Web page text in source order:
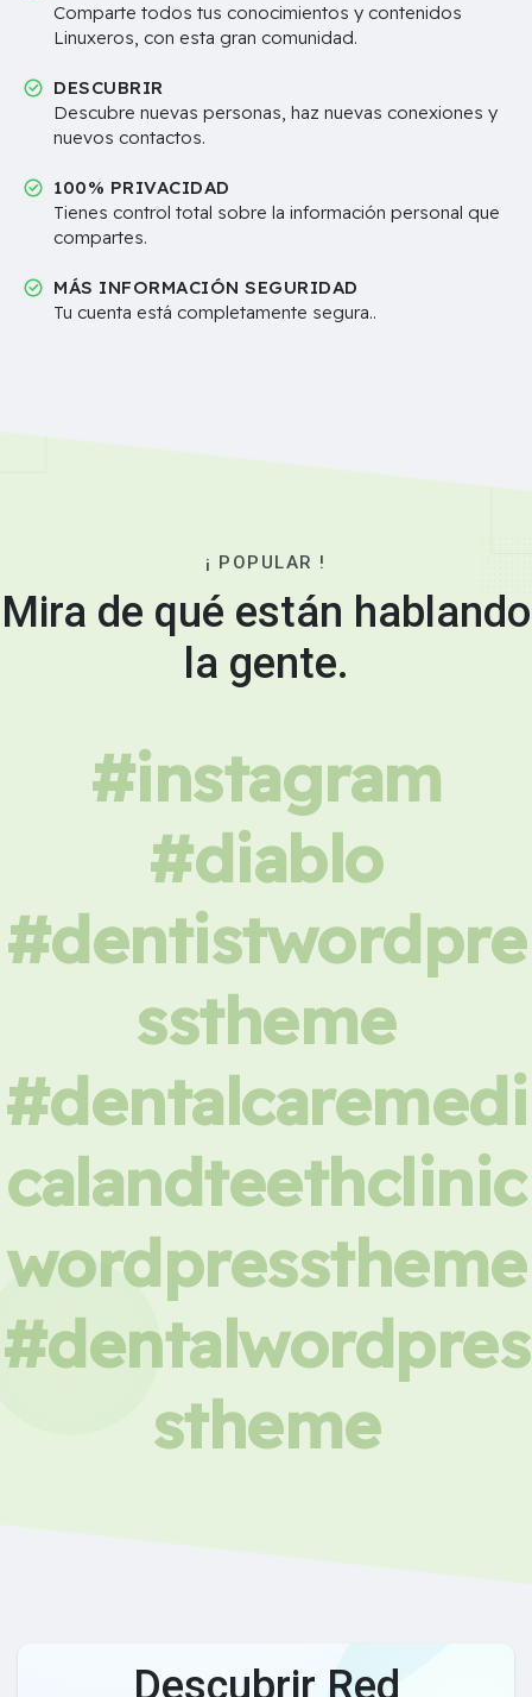
Comparte todos tus conocimientos y contenidos
Linuxeros, con esta gran comunidad.
DESCUBRIR
Descubre nuevas personas, haz nuevas conexiones y
nuevos contactos.
100% PRIVACIDAD
Tienes control total sobre la información personal que
compartes.
MÁS INFORMACIÓN SEGURIDAD
Tu cuenta está completamente segura..
¡ POPULAR !
Mira de qué están hablando
la gente.
#instagram
#diablo
#dentistwordpre
sstheme
#dentalcaremedi
calandteethclinic
wordpresstheme
#dentalwordpres
stheme
Descubrir Red